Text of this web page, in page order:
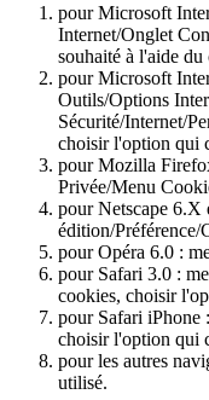
pour Microsoft
Internet/Onglet
souhaité à l'aide du
pour Microsoft
Outils/Options
Sécurité/Internet/
choisir l'option qui
pour Mozilla
Privée/Menu
pour Netscape 6.X
édition/Préférence/
pour Opéra 6.0 :
pour Safari 3.0 :
cookies, choisir
pour Safari iPhone
choisir l'option qui
pour les autres
utilisé.